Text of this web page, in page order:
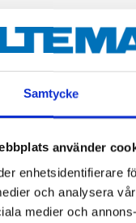
Samtycke
använder
enhetsidentifierare
och analysera
medier och